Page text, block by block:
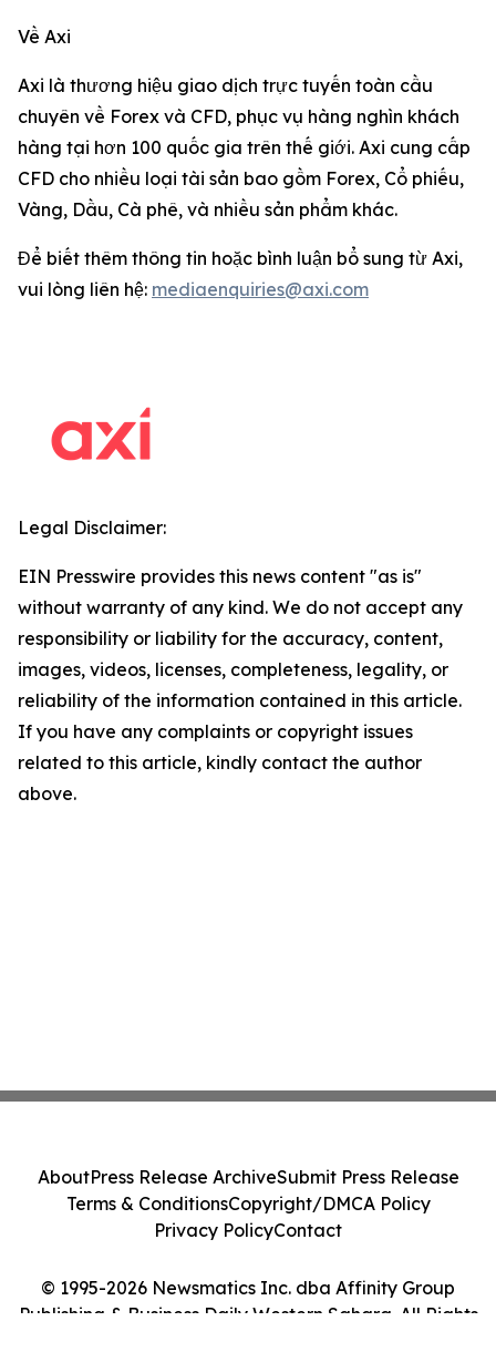
Về Axi
Axi là thương hiệu giao dịch trực tuyến toàn cầu
chuyên về Forex và CFD, phục vụ hàng nghìn khách
hàng tại hơn 100 quốc gia trên thế giới. Axi cung cấp
CFD cho nhiều loại tài sản bao gồm Forex, Cổ phiếu,
Vàng, Dầu, Cà phê, và nhiều sản phẩm khác.
Để biết thêm thông tin hoặc bình luận bổ sung từ Axi,
vui lòng liên hệ: mediaenquiries@axi.com
Legal Disclaimer:
EIN Presswire provides this news content "as is"
without warranty of any kind. We do not accept any
responsibility or liability for the accuracy, content,
images, videos, licenses, completeness, legality, or
reliability of the information contained in this article.
If you have any complaints or copyright issues
related to this article, kindly contact the author
above.
© 1995-2026 Newsmatics Inc. dba Affinity Group
Publishing & Business Daily Western Sahara. All Rights
AboutPress Release ArchiveSubmit Press Release
Terms & ConditionsCopyright/DMCA Policy
Privacy PolicyContact